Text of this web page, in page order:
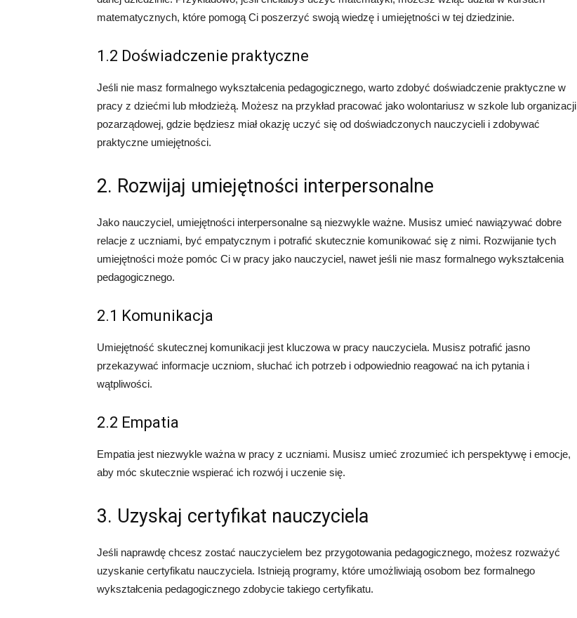
matematycznych, które pomogą Ci poszerzyć swoją wiedzę i umiejętności w tej dziedzinie.
1.2 Doświadczenie praktyczne
Jeśli nie masz formalnego wykształcenia pedagogicznego, warto zdobyć doświadczenie praktyczne w
pracy z dziećmi lub młodzieżą. Możesz na przykład pracować jako wolontariusz w szkole lub organizacji
pozarządowej, gdzie będziesz miał okazję uczyć się od doświadczonych nauczycieli i zdobywać
praktyczne umiejętności.
2. Rozwijaj umiejętności interpersonalne
Jako nauczyciel, umiejętności interpersonalne są niezwykle ważne. Musisz umieć nawiązywać dobre
relacje z uczniami, być empatycznym i potrafić skutecznie komunikować się z nimi. Rozwijanie tych
umiejętności może pomóc Ci w pracy jako nauczyciel, nawet jeśli nie masz formalnego wykształcenia
pedagogicznego.
2.1 Komunikacja
Umiejętność skutecznej komunikacji jest kluczowa w pracy nauczyciela. Musisz potrafić jasno
przekazywać informacje uczniom, słuchać ich potrzeb i odpowiednio reagować na ich pytania i
wątpliwości.
2.2 Empatia
Empatia jest niezwykle ważna w pracy z uczniami. Musisz umieć zrozumieć ich perspektywę i emocje,
aby móc skutecznie wspierać ich rozwój i uczenie się.
3. Uzyskaj certyfikat nauczyciela
Jeśli naprawdę chcesz zostać nauczycielem bez przygotowania pedagogicznego, możesz rozważyć
uzyskanie certyfikatu nauczyciela. Istnieją programy, które umożliwiają osobom bez formalnego
wykształcenia pedagogicznego zdobycie takiego certyfikatu.